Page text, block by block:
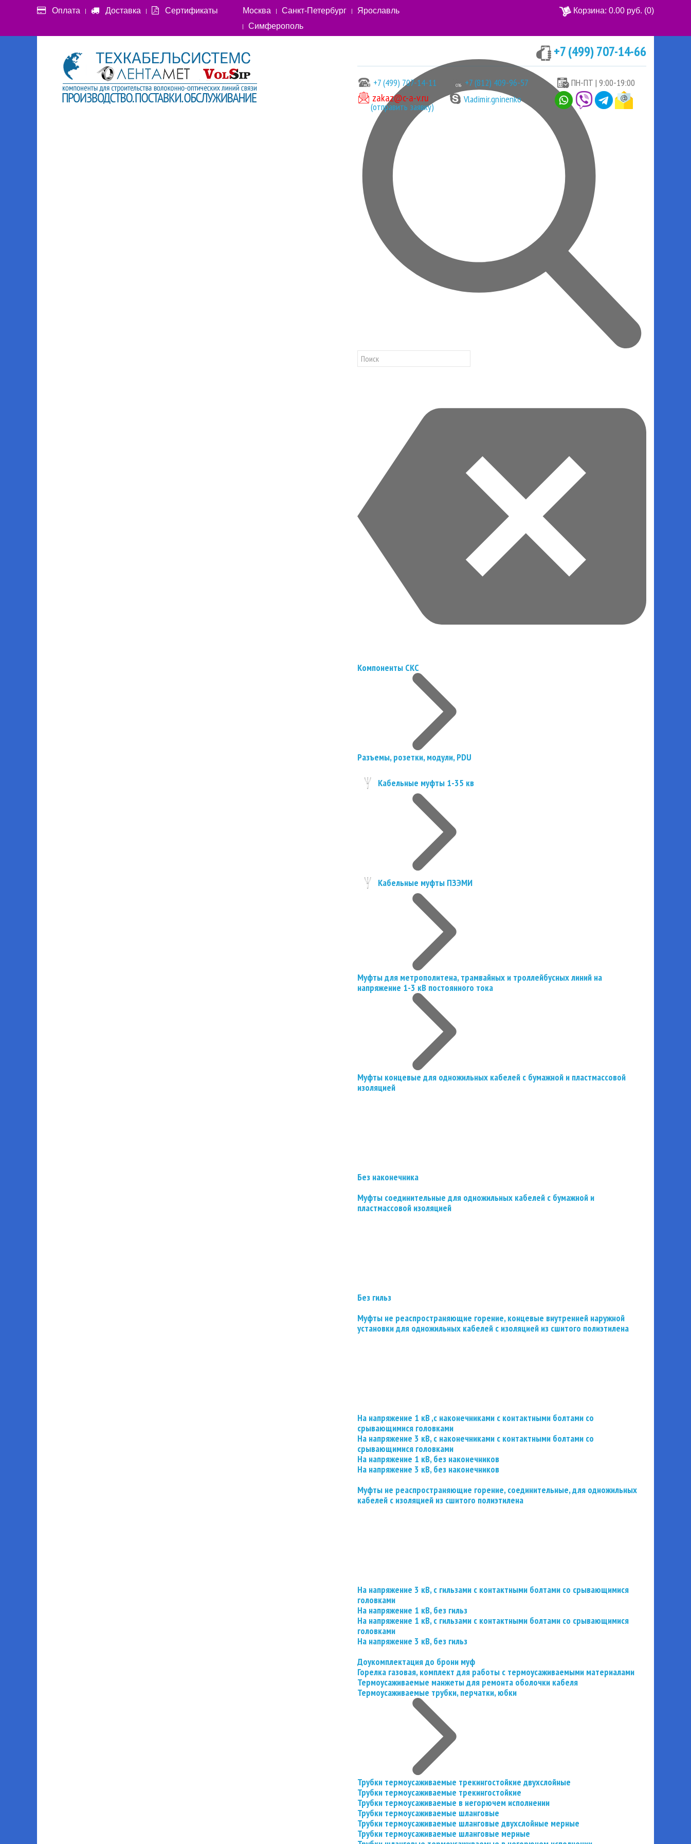
Оплата Доставка Сертификаты Москва Санкт-Петербург
Ярославль
Симферополь
Корзина: 0.00 руб. (0)
+7 (499) 707-14-66
+7 (499) 707-14-11 +7 (812) 409-96-57 ПН-ПТ | 9:00-19:00
zakaz@c-a-v.ru
(отправить заявку)
Vladimir.gninenko
Компоненты СКС
Разъемы, розетки, модули, PDU
Кабельные муфты 1-35 кв
Кабельные муфты ПЗЭМИ
Муфты для метрополитена, трамвайных и троллейбусных линий на
напряжение 1-3 кВ постоянного тока
Муфты концевые для одножильных кабелей с бумажной и пластмассовой
изоляцией
Без наконечника
Муфты соединительные для одножильных кабелей с бумажной и
пластмассовой изоляцией
Без гильз
Муфты не реаспространяющие горение, концевые внутренней наружной
установки для одножильных кабелей с изоляцией из сшитого полиэтилена
На напряжение 1 кВ ,с наконечниками с контактными болтами со
срывающимися головками
На напряжение 3 кВ, с наконечниками с контактными болтами со
срывающимися головками
На напряжение 1 кВ, без наконечников
На напряжение 3 кВ, без наконечников
Муфты не реаспространяющие горение, соединительные, для одножильных
кабелей с изоляцией из сшитого полиэтилена
На напряжение 3 кВ, с гильзами с контактными болтами со срывающимися
головками
На напряжение 1 кВ, без гильз
На напряжение 1 кВ, с гильзами с контактными болтами со срывающимися
головками
На напряжение 3 кВ, без гильз
Доукомплектация до брони муф
Горелка газовая, комплект для работы с термоусаживаемыми материалами
Термоусаживаемые манжеты для ремонта оболочки кабеля
Термоусаживаемые трубки, перчатки, юбки
Трубки термоусаживаемые трекингостойкие двухслойные
Трубки термоусаживаемые трекингостойкие
Трубки термоусаживаемые в негорючем исполнении
Трубки термоусаживаемые шланговые
Трубки термоусаживаемые шланговые двухслойные мерные
Трубки термоусаживаемые шланговые мерные